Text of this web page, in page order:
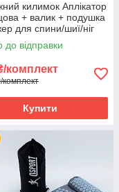
килимок Аплікатор
+ валик + подушка
для спини/шиї/ніг
Lotus Set (n-0003)
до відправки
комплект
комплект
Купити